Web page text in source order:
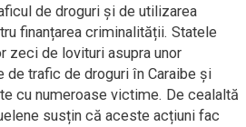
de droguri și de utilizarea
finanțarea criminalității. Statele
zeci de lovituri asupra unor
de trafic de droguri în Caraibe și
cu numeroase victime. De cealaltă
susțin că aceste acțiuni fac